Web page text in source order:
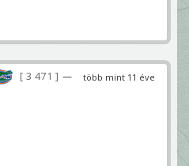
több mint 11 éve
3 471
—